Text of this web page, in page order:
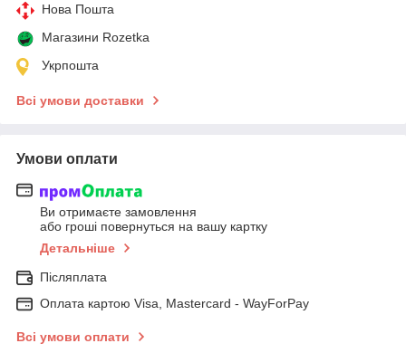
Нова Пошта
Магазини Rozetka
Укрпошта
Всі умови доставки
Умови оплати
Ви отримаєте замовлення
або гроші повернуться на вашу картку
Детальніше
Післяплата
Оплата картою Visa, Mastercard - WayForPay
Всі умови оплати